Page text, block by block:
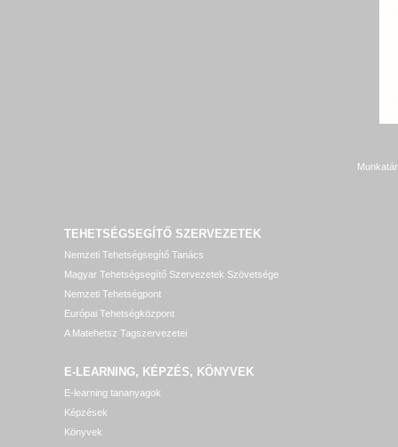
TEHETSÉGSEGÍTŐ SZERVEZETEK
Nemzeti Tehetségsegítő Tanács
Magyar Tehetségsegítő Szervezetek Szövetsége
Nemzeti Tehetségpont
Európai Tehetségközpont
A Matehetsz Tagszervezetei
E-LEARNING, KÉPZÉS, KÖNYVEK
E-learning tananyagok
Képzések
Könyvek